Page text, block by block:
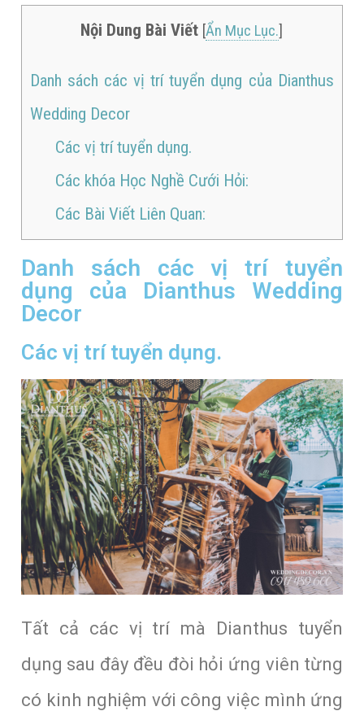
Nội Dung Bài Viết [Ẩn Mục Lục.]
Danh sách các vị trí tuyển dụng của Dianthus
Wedding Decor
Các vị trí tuyển dụng.
Các khóa Học Nghề Cưới Hỏi:
Các Bài Viết Liên Quan:
Danh sách các vị trí tuyển
dụng của Dianthus Wedding
Decor
Các vị trí tuyển dụng.
Tất cả các vị trí mà Dianthus tuyển
dụng sau đây đều đòi hỏi ứng viên từng
có kinh nghiệm với công việc mình ứng